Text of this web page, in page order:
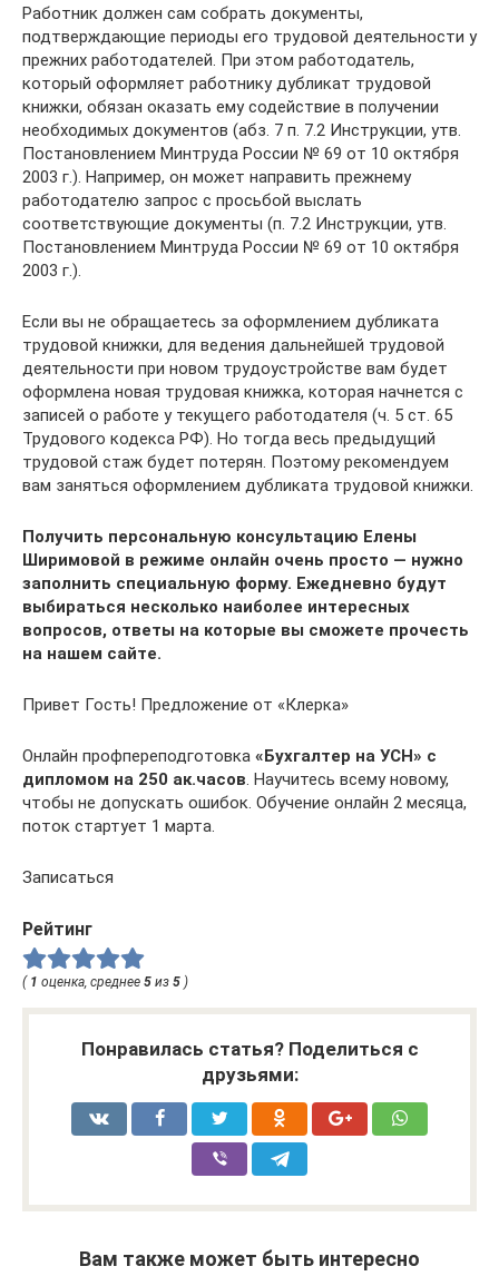
Работник должен сам собрать документы,
подтверждающие периоды его трудовой деятельности у
прежних работодателей. При этом работодатель,
который оформляет работнику дубликат трудовой
книжки, обязан оказать ему содействие в получении
необходимых документов (абз. 7 п. 7.2 Инструкции, утв.
Постановлением Минтруда России № 69 от 10 октября
2003 г.). Например, он может направить прежнему
работодателю запрос с просьбой выслать
соответствующие документы (п. 7.2 Инструкции, утв.
Постановлением Минтруда России № 69 от 10 октября
2003 г.).
Если вы не обращаетесь за оформлением дубликата
трудовой книжки, для ведения дальнейшей трудовой
деятельности при новом трудоустройстве вам будет
оформлена новая трудовая книжка, которая начнется с
записей о работе у текущего работодателя (ч. 5 ст. 65
Трудового кодекса РФ). Но тогда весь предыдущий
трудовой стаж будет потерян. Поэтому рекомендуем
вам заняться оформлением дубликата трудовой книжки.
Получить персональную консультацию Елены
Ширимовой в режиме онлайн очень просто — нужно
заполнить специальную форму. Ежедневно будут
выбираться несколько наиболее интересных
вопросов, ответы на которые вы сможете прочесть
на нашем сайте.
Привет Гость! Предложение от «Клерка»
Онлайн профпереподготовка «Бухгалтер на УСН» с
дипломом на 250 ак.часов. Научитесь всему новому,
чтобы не допускать ошибок. Обучение онлайн 2 месяца,
поток стартует 1 марта.
Записаться
Рейтинг
( 1 оценка, среднее 5 из 5 )
Понравилась статья? Поделиться с
друзьями:
Вам также может быть интересно